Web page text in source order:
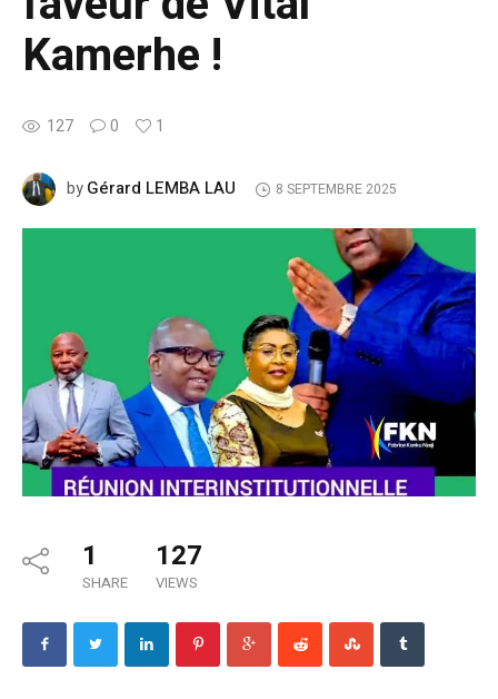
Kamerhe !
127 0 1
byGérard LEMBA LAU 8 SEPTEMBRE 2025
1
SHARE
127
VIEWS